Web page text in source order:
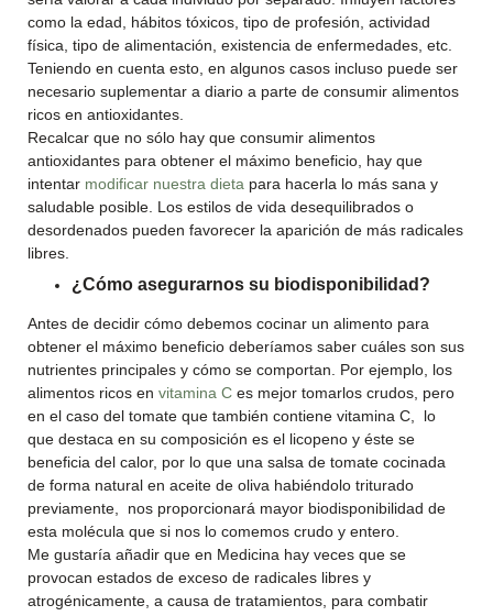
como la edad, hábitos tóxicos, tipo de profesión, actividad
física, tipo de alimentación, existencia de enfermedades, etc.
Teniendo en cuenta esto, en algunos casos incluso puede ser
necesario suplementar a diario a parte de consumir alimentos
ricos en antioxidantes.
Recalcar que no sólo hay que consumir alimentos
antioxidantes para obtener el máximo beneficio, hay que
intentar modificar nuestra dieta para hacerla lo más sana y
saludable posible. Los estilos de vida desequilibrados o
desordenados pueden favorecer la aparición de más radicales
libres.
¿Cómo asegurarnos su biodisponibilidad?
Antes de decidir cómo debemos cocinar un alimento para
obtener el máximo beneficio deberíamos saber cuáles son sus
nutrientes principales y cómo se comportan. Por ejemplo, los
alimentos ricos en vitamina C es mejor tomarlos crudos, pero
en el caso del tomate que también contiene vitamina C, lo
que destaca en su composición es el licopeno y éste se
beneficia del calor, por lo que una salsa de tomate cocinada
de forma natural en aceite de oliva habiéndolo triturado
previamente, nos proporcionará mayor biodisponibilidad de
esta molécula que si nos lo comemos crudo y entero.
Me gustaría añadir que en Medicina hay veces que se
provocan estados de exceso de radicales libres y
atrogénicamente, a causa de tratamientos, para combatir